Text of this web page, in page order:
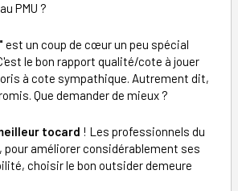
PMU ?
est un coup de cœur un peu spécial
le bon rapport qualité/cote à jouer
à cote sympathique. Autrement dit,
Que demander de mieux ?
tocard ! Les professionnels du
améliorer considérablement ses
choisir le bon outsider demeure